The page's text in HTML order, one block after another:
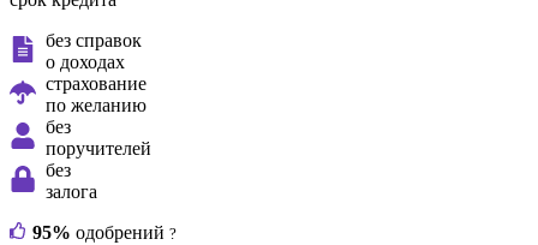
без справок
о доходах
страхование
по желанию
без
поручителей
без
залога
95% одобрений ?